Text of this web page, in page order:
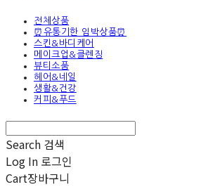
전체상품
⏰유통기한 임박상품⏰
스킨&바디케어
메이크업&클렌징
뷰티소품
헤어&네일
생활&건강
커피&푸드
Search 검색
Log In 로그인
Cart장바구니